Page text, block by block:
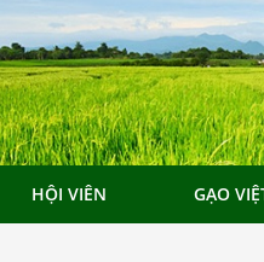
HỘI VIÊN GẠO